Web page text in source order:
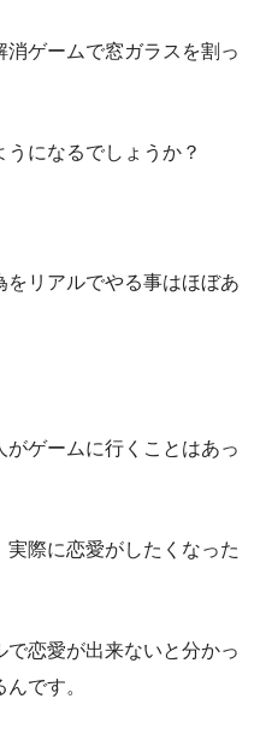
消ゲームで窓ガラスを割っ
になるでしょうか？
リアルでやる事はほぼあ
がゲームに行くことはあっ
際に恋愛がしたくなった
恋愛が出来ないと分かっ
です。